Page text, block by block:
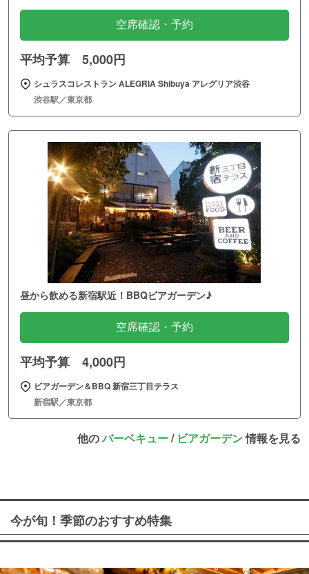
空席確認・予約
平均予算 5,000円
シュラスコレストラン ALEGRIA Shibuya アレグリア渋谷
渋谷駅／東京都
昼から飲める新宿駅近！BBQビアガーデン♪
空席確認・予約
平均予算 4,000円
ビアガーデン＆BBQ 新宿三丁目テラス
新宿駅／東京都
他のバーベキュー/ ビアガーデン情報を見る
今が旬！季節のおすすめ特集